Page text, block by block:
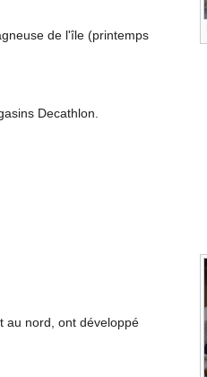
de l'île (printemps
Decathlon.
au nord, ont développé